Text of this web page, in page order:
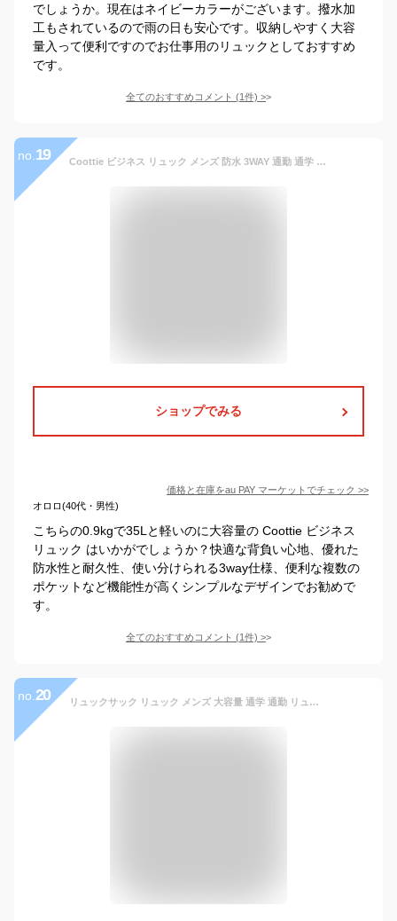
でしょうか。現在はネイビーカラーがございます。撥水加
工もされているので雨の日も安心です。収納しやすく大容
量入って便利ですのでお仕事用のリュックとしておすすめ
です。
全てのおすすめコメント (1件) >
no. 19 Coottie ビジネス リュック メンズ 防水 3WAY 通勤 通学 スーツ リュックサック バックパック PC パソコン バッグ 15.6インチ ブラック
ショップでみる
価格と在庫をau PAY マーケット でチェック >>
オロロ(40代・男性)
こちらの0.9kgで35Lと軽いのに大容量の Coottie ビジネス
リュック はいかがでしょうか？快適な背負い心地、優れた
防水性と耐久性、使い分けられる3way仕様、便利な複数の
ポケットなど機能性が高くシンプルなデザインでお勧めで
す。
全てのおすすめコメント (1件) >
no. 20 リュックサック リュック メンズ 大容量 通学 通勤 リュック メンズ アウトドア 旅行 リュック 高校生 リュック ノートPC ビジネスリュック 仕事用 通勤用 リュック ビジネス リュック バッグ 男子 黒 BANGE 正規品 送料無料 新入荷